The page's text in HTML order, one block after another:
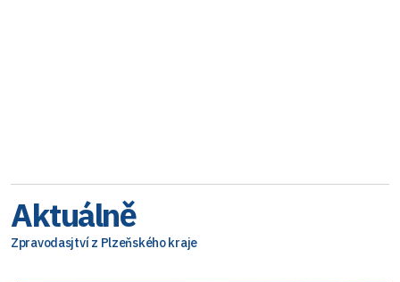
Aktuálně
Zpravodasjtví z Plzeňského kraje